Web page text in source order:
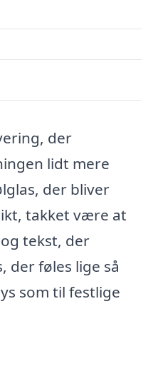
der
lidt mere
der bliver
takket være at
tekst, der
der føles lige så
som til festlige